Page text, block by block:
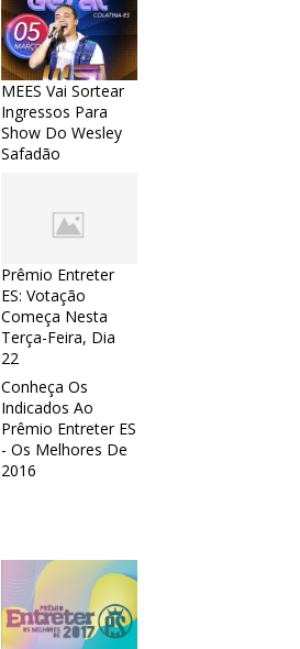
MEES Vai Sortear
Ingressos Para
Show Do Wesley
Safadão
Prêmio Entreter
ES: Votação
Começa Nesta
Terça-Feira, Dia
22
Conheça Os
Indicados Ao
Prêmio Entreter ES
- Os Melhores De
2016